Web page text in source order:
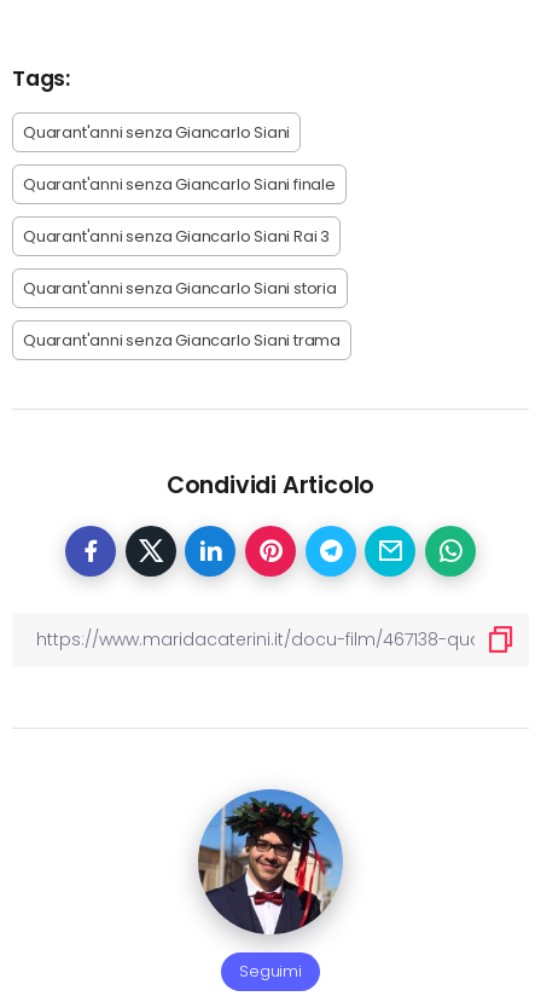
Tags:
Quarant'anni senza Giancarlo Siani
Quarant'anni senza Giancarlo Siani finale
Quarant'anni senza Giancarlo Siani Rai 3
Quarant'anni senza Giancarlo Siani storia
Quarant'anni senza Giancarlo Siani trama
Condividi Articolo
Seguimi